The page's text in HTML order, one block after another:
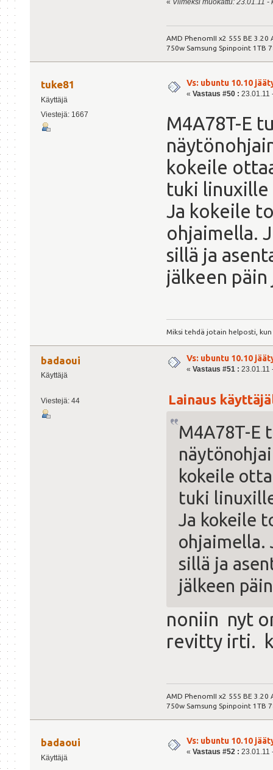
AMD PhenomII x2 555 BE
750w Samsung Spinpoint 1TB
tuke81
Käyttäjä
Viestejä: 1667
Vs: ubuntu 10.10
« Vastaus #50 : 23.01.11
M4A78T-E
kokeile
tuki linuxille
Ja kokeile
ohjaimella.
sillä ja
jälkeen
Miksi tehdä jotain helposti,
badaoui
Käyttäjä
Viestejä: 44
Vs: ubuntu 10.10
« Vastaus #51 : 23.01.11
Lainaus
M4A78T-E
kokeile
tuki
Ja kokeile
ohjaimella.
sillä ja
jälkeen
noniin nyt
revitty irti.
AMD PhenomII x2 555 BE 3.20
750w Samsung Spinpoint 1TB
badaoui
Käyttäjä
Vs: ubuntu 10.10
« Vastaus #52 : 23.01.11